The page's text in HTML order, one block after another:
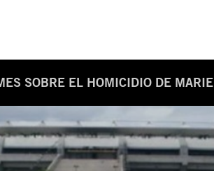
SOBRE EL HOMICIDIO DE